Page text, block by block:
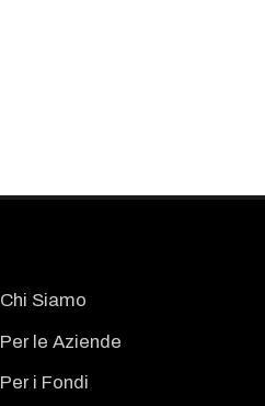
Chi Siamo
Per le Aziende
Per i Fondi